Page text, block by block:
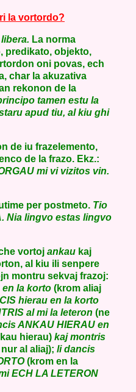
la vortordo?
libera. La norma
predikato, objekto,
oni povas, ech
char la akuzativa
rekonon de la
tamen estu la
apud tiu, al kiu ghi
de iu frazelemento,
de la frazo. Ekz.:
mi vi vizitos vin.
per postmeto. Tio
Nia lingvo estas lingvo
vortoj ankau kaj
al kiu ili senpere
montru sekvaj frazoj:
la korto (krom aliaj
hierau en la korto
al mi la leteron (ne
ANKAU HIERAU en
hierau) kaj montris
al aliaj); li dancis
(krom en la
ECH LA LETERON